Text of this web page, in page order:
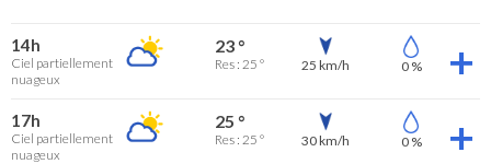
14h
Ciel partiellement
nuageux
23 °
Res : 25 ° 25 km/h 0 %
17h
Ciel partiellement
nuageux
25 °
Res : 25 ° 30 km/h 0 %